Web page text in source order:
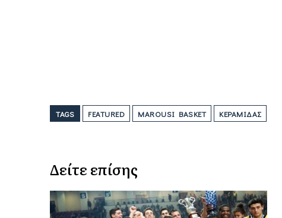
TAGS FEATURED MAROUSI BASKET ΚΕΡΑΜΙΔΆΣ
Δείτε επίσης